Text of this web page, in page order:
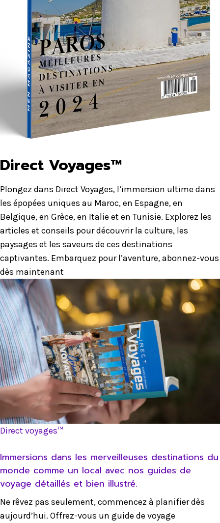
Direct Voyages™
Plongez dans Direct Voyages, l’immersion ultime dans
les épopées uniques au Maroc, en Espagne, en
Belgique, en Grèce, en Italie et en Tunisie. Explorez les
articles et conseils pour découvrir la culture, les
paysages et les saveurs de ces destinations
captivantes. Embarquez pour l’aventure, abonnez-vous
dès maintenant
Direct voyages™
Immersions dans les merveilleuses destinations du
monde comme un local avec nos guides de
voyage détaillés et bien illustré.
Ne rêvez pas seulement, commencez à planifier dès
aujourd’hui. Offrez-vous un guide de voyage